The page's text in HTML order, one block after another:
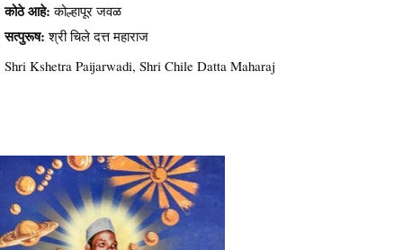
कोठे आहे: कोल्हापूर जवळ
सत्पुरूष: श्री चिले दत्त महाराज
Shri Kshetra Paijarwadi, Shri Chile Datta Maharaj